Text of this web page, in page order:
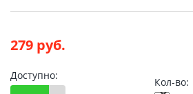
279 руб.
Доступно:
Кол-во: